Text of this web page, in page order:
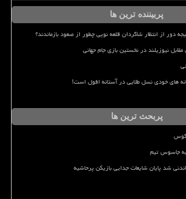
پربیننده ترین ها
نیوزیلند در نخستین بازی جام جهانی
های خودی نسل طلایی در آستانه افول است!
پربحث ترین ها
جاسوس تیم
شد پایان شایعات جدایی بازیکن پرحاشیه